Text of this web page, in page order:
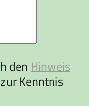
den Hinweis
zur Kenntnis